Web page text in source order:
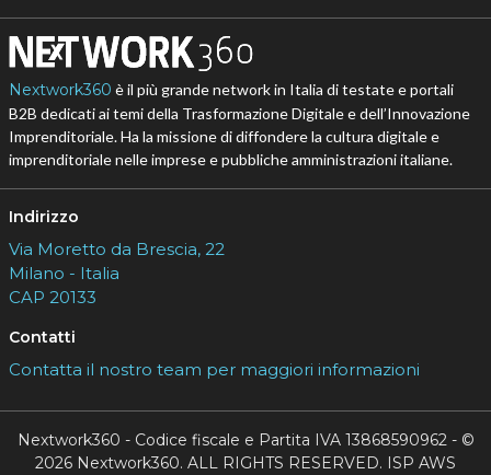
Nextwork360 è il più grande network in Italia di testate e portali
B2B dedicati ai temi della Trasformazione Digitale e dell’Innovazione
Imprenditoriale. Ha la missione di diffondere la cultura digitale e
imprenditoriale nelle imprese e pubbliche amministrazioni italiane.
Indirizzo
Via Moretto da Brescia, 22
Milano - Italia
CAP 20133
Contatti
Contatta il nostro team per maggiori informazioni
Nextwork360 - Codice fiscale e Partita IVA 13868590962 - ©
2026 Nextwork360. ALL RIGHTS RESERVED. ISP AWS